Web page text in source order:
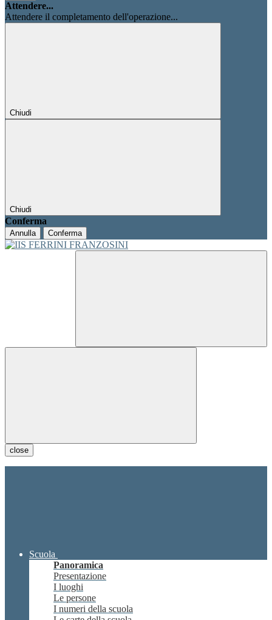
Attendere...
Attendere il completamento dell'operazione...
Chiudi
Chiudi
Conferma
Annulla Conferma
close
Scuola
Panoramica
Presentazione
I luoghi
Le persone
I numeri della scuola